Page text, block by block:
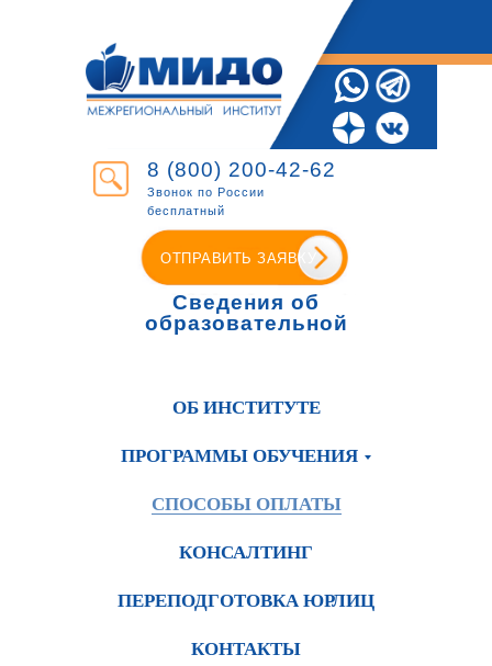
8 (800) 200-42-62
Звонок по России
бесплатный
ОТПРАВИТЬ ЗАЯВКУ
Сведения об
образовательной
ОБ ИНСТИТУТЕ
ПРОГРАММЫ ОБУЧЕНИЯ
СПОСОБЫ ОПЛАТЫ
КОНСАЛТИНГ
ПЕРЕПОДГОТОВКА ЮРЛИЦ
КОНТАКТЫ